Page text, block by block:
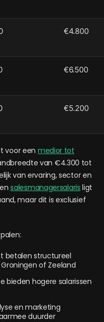
€4.800
€6.500
€5.200
voor een medior tot
van €4.300 tot
van ervaring, sector en
salesmanagersalaris ligt
maar dit is exclusief
betalen structureel
Groningen of Zeeland
hogere salarissen
en marketing
duurder